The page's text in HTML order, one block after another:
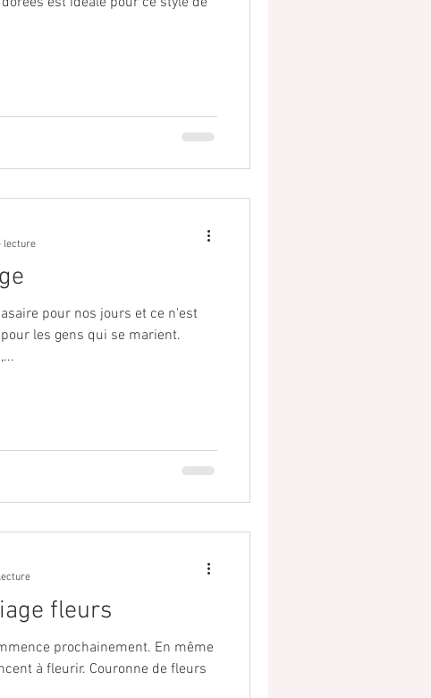
pour nos jours et ce n'est
les gens qui se marient.
lecture
fleurs
prochainement. En même
à fleurir. Couronne de fleurs